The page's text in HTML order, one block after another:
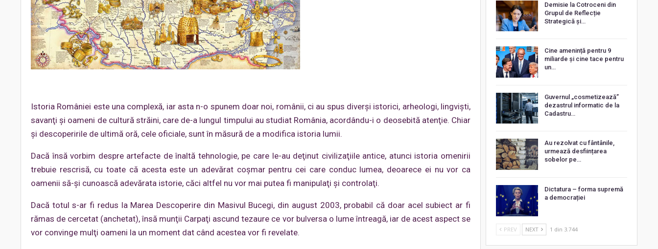
Istoria României este una complexă, iar asta n-o spunem doar noi, românii, ci au spus diverşi istorici, arheologi, lingvişti,
savanţi şi oameni de cultură străini, care de-a lungul timpului au studiat România, acordându-i o deosebită atenţie. Chiar
şi descoperirile de ultimă oră, cele oficiale, sunt în măsură de a modifica istoria lumii.
Dacă însă vorbim despre artefacte de înaltă tehnologie, pe care le-au deţinut civilizaţiile antice, atunci istoria omenirii
trebuie rescrisă, cu toate că acesta este un adevărat coşmar pentru cei care conduc lumea, deoarece ei nu vor ca
oamenii să-şi cunoască adevărata istorie, căci altfel nu vor mai putea fi manipulaţi şi controlaţi.
Dacă totul s-ar fi redus la Marea Descoperire din Masivul Bucegi, din august 2003, probabil că doar acel subiect ar fi
rămas de cercetat (anchetat), însă munţii Carpaţi ascund tezaure ce vor bulversa o lume întreagă, iar de acest aspect se
vor convinge mulţi oameni la un moment dat când acestea vor fi revelate.
Demisie la Cotroceni din
Grupul de Reflecție
Strategică și…
Cine amenință pentru 9
miliarde și cine tace pentru
un…
Guvernul „cosmetizează”
dezastrul informatic de la
Cadastru…
Au rezolvat cu fântânile,
urmează desființarea
sobelor pe…
Dictatura – forma supremă
a democrației
PREV NEXT 1 din 3.744